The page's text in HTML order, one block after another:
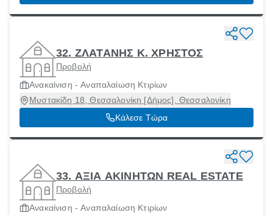
32. ΖΛΑΤΑΝΗΣ Κ. ΧΡΗΣΤΟΣ
Προβολή
Ανακαίνιση - Αναπαλαίωση Κτιρίων
Μυστακίδη 18, Θεσσαλονίκη [Δήμος], Θεσσαλονίκη
Κάλεσε Τώρα
33. ΑΞΙΑ ΑΚΙΝΗΤΩΝ REAL ESTATE
Προβολή
Ανακαίνιση - Αναπαλαίωση Κτιρίων